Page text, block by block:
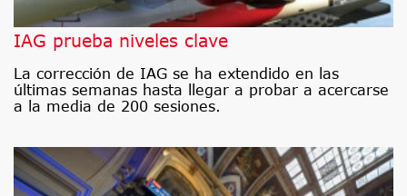
IAG prueba niveles clave
La corrección de IAG se ha extendido en las
últimas semanas hasta llegar a probar a acercarse
a la media de 200 sesiones.